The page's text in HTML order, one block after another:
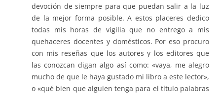
devoción de siempre para que puedan salir a la luz
de la mejor forma posible. A estos placeres dedico
todas mis horas de vigilia que no entrego a mis
quehaceres docentes y domésticos. Por eso procuro
con mis reseñas que los autores y los editores que
las conozcan digan algo así como: «vaya, me alegro
mucho de que le haya gustado mi libro a este lector»,
o «qué bien que alguien tenga para el título palabras